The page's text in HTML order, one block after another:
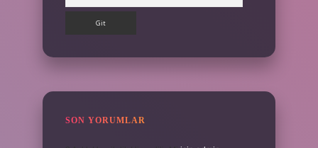
SON YORUMLAR